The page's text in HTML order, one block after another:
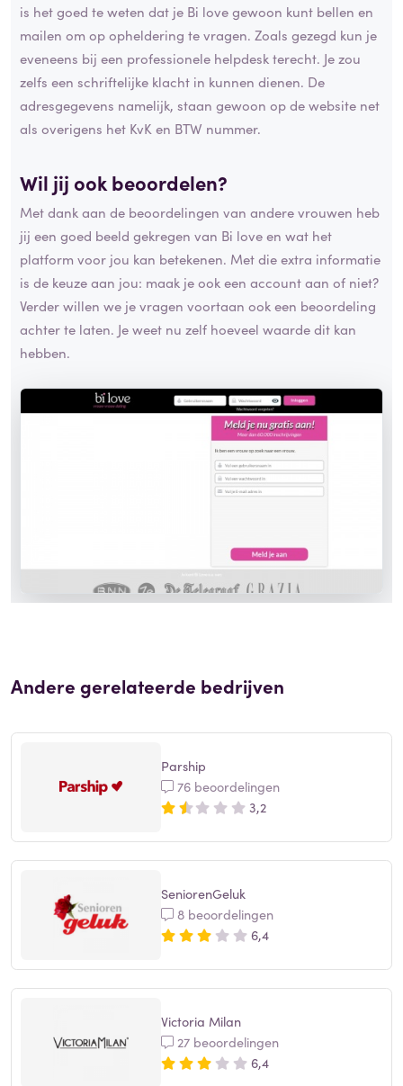
is het goed te weten dat je Bi love gewoon kunt bellen en
mailen om op opheldering te vragen. Zoals gezegd kun je
eveneens bij een professionele helpdesk terecht. Je zou
zelfs een schriftelijke klacht in kunnen dienen. De
adresgegevens namelijk, staan gewoon op de website net
als overigens het KvK en BTW nummer.
Wil jij ook beoordelen?
Met dank aan de beoordelingen van andere vrouwen heb
jij een goed beeld gekregen van Bi love en wat het
platform voor jou kan betekenen. Met die extra informatie
is de keuze aan jou: maak je ook een account aan of niet?
Verder willen we je vragen voortaan ook een beoordeling
achter te laten. Je weet nu zelf hoeveel waarde dit kan
hebben.
Andere gerelateerde bedrijven
Parship
76 beoordelingen
3,2
SeniorenGeluk
8 beoordelingen
6,4
Victoria Milan
27 beoordelingen
6,4